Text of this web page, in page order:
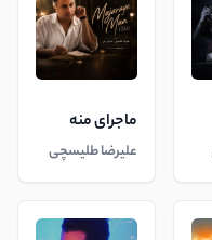
ماجرای منه
علیرضا طلیسچی